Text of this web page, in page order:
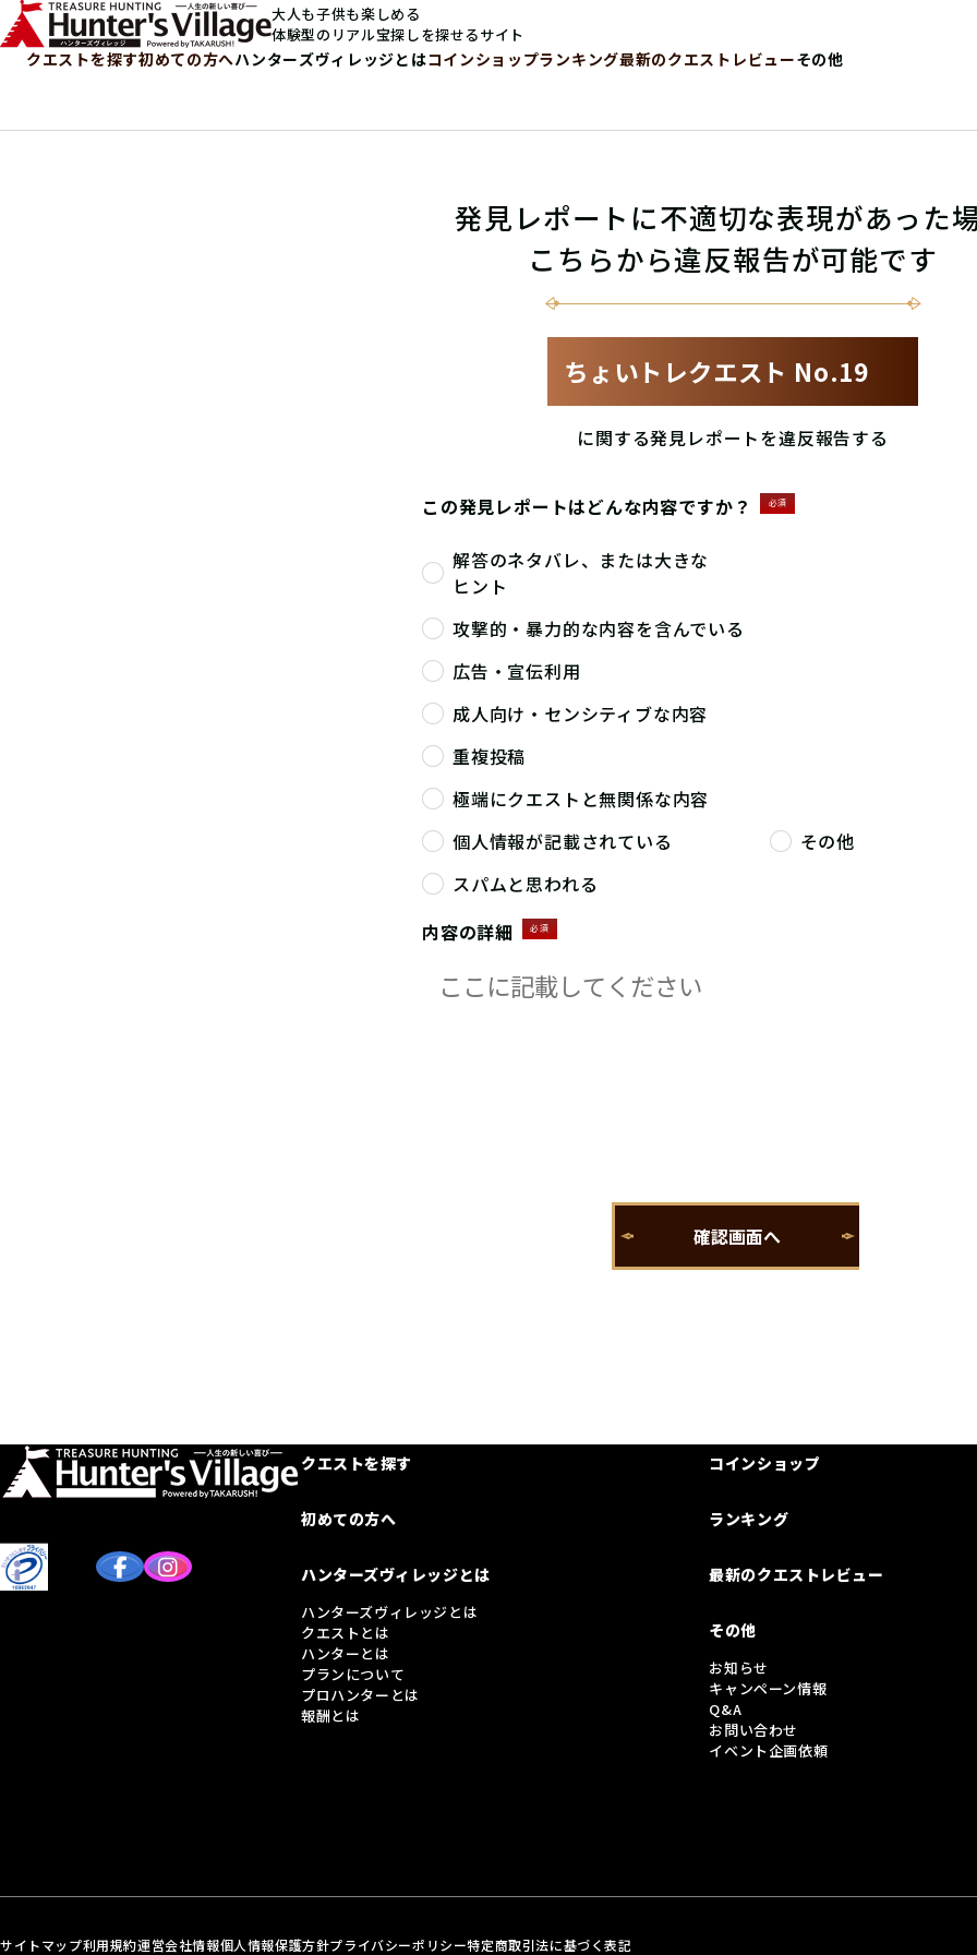
大人も子供も楽しめる
体験型のリアル宝探しを探せるサイト
クエストを探す初めての方へハンターズヴィレッジとはコインショップランキング最新のクエストレビューその他
発見レポートに不適切な表現があった
こちらから違反報告が可能です
ちょいトレクエスト No.19
に関する発見レポートを違反報告する
この発見レポートはどんな内容ですか？ 必須
解答のネタバレ、または大きな
ヒント
攻撃的・暴力的な内容を含んでいる
広告・宣伝利用
成人向け・センシティブな内容
重複投稿
極端にクエストと無関係な内容
個人情報が記載されている
その他
スパムと思われる
内容の詳細
必須
クエストを探す
初めての方へ
ハンターズヴィレッジとは
ハンターズヴィレッジとは
クエストとは
ハンターとは
プランについて
プロハンターとは
報酬とは
コインショップ
ランキング
最新のクエストレビュー
その他
お知らせ
キャンペーン情報
Q&A
お問い合わせ
イベント企画依頼
サイトマップ利用規約運営会社情報個人情報保護方針プライバシーポリシー特定商取引法に基づく表記